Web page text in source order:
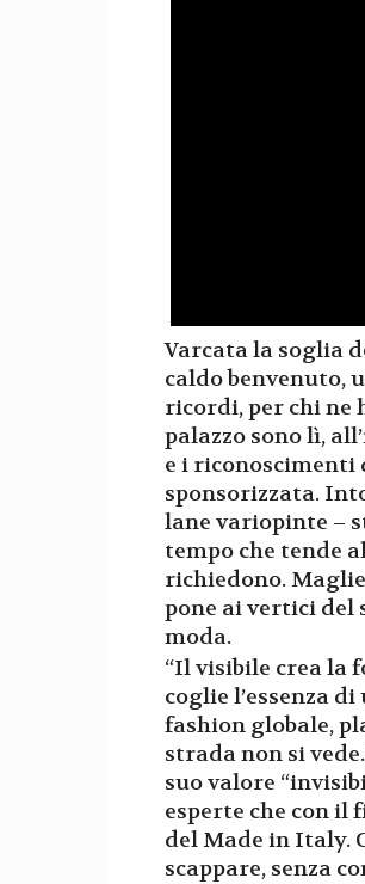
Varcata la soglia
caldo benvenuto,
ricordi, per chi ne
palazzo sono lì,
e i
sponsorizzata.
lane variopinte –
tempo che tende
richiedono.
pone ai vertici del
moda.
“Il visibile crea la
coglie l’essenza
fashion globale,
strada non si
suo valore
esperte che con il
del Made in Italy.
scappare, senza